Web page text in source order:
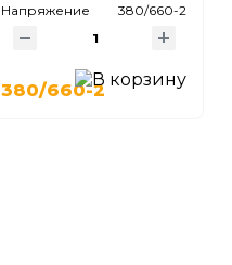
380/660-2
Напряжение 380/660-2